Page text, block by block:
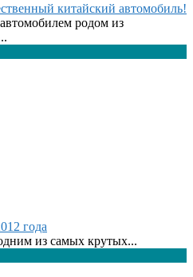
китайский автомобиль!
родом из
года
из самых крутых...